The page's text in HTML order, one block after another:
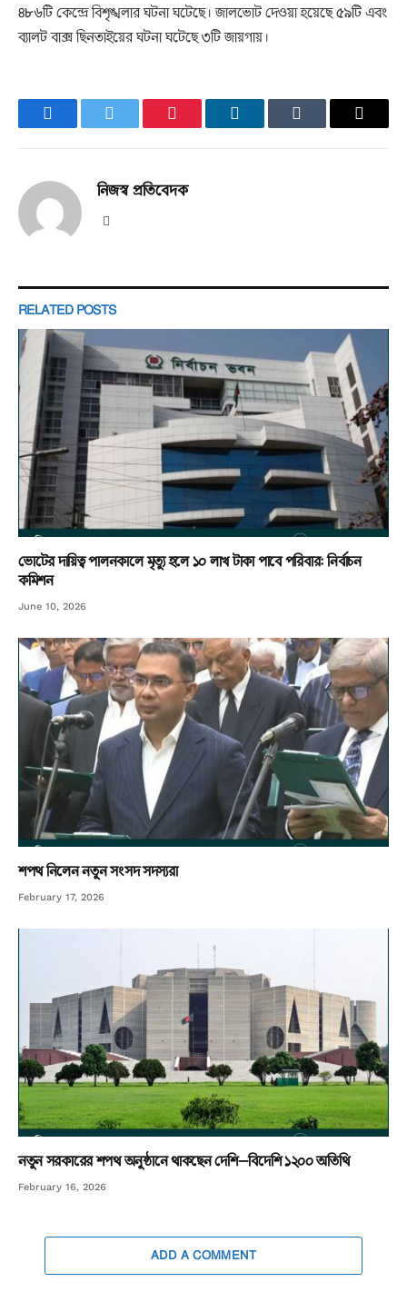
৪৮৬টি কেন্দ্রে বিশৃঙ্খলার ঘটনা ঘটেছে। জালভোট দেওয়া হয়েছে ৫৯টি এবং
ব্যালট বাক্স ছিনতাইয়ের ঘটনা ঘটেছে ৩টি জায়গায়।
FacebookTwitter PinterestLinkedInTumblr Email
নিজস্ব প্রতিবেদক
RELATED POSTS
ভোটের দায়িত্ব পালনকালে মৃত্যু হলে ১০ লাখ টাকা পাবে পরিবার: নির্বাচন
কমিশন
June 10, 2026
শপথ নিলেন নতুন সংসদ সদস্যরা
February 17, 2026
নতুন সরকারের শপথ অনুষ্ঠানে থাকছেন দেশি–বিদেশি ১২০০ অতিথি
February 16, 2026
ADD A COMMENT